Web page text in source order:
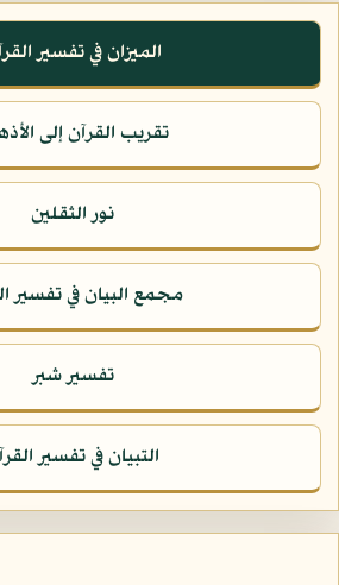
الميزان في تفسير
تقريب القرآن إلى
نور الثقلين
مجمع البيان في تفسير
تفسير شبر
التبيان في تفسير